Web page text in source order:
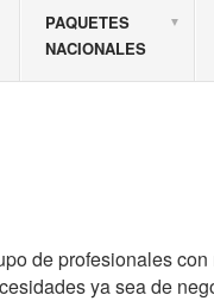
PAQUETES
NACIONALES
de profesionales
ya sea de